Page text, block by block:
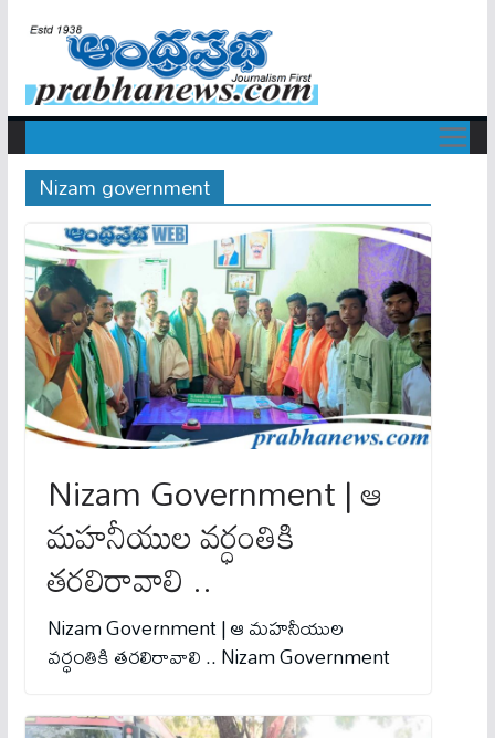
Nizam government
Nizam Government | ఆ
మహనీయుల వర్ధంతికి
తరలిరావాలి ..
Nizam Government | ఆ మహనీయుల
వర్ధంతికి తరలిరావాలి .. Nizam Government